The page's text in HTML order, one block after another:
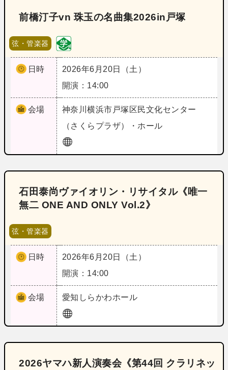
前橋汀子vn 珠玉の名曲集2026in戸塚
弦・管楽器
日時
2026年6月20日（土）
開演：14:00
会場 神奈川横浜市戸塚区民文化センター
（さくらプラザ）・ホール
石田泰尚ヴァイオリン・リサイタル《唯一
無二 ONE AND ONLY Vol.2》
弦・管楽器
日時
2026年6月20日（土）
開演：14:00
会場 愛知 しらかわホール
2026ヤマハ新人演奏会《第44回 クラリネッ